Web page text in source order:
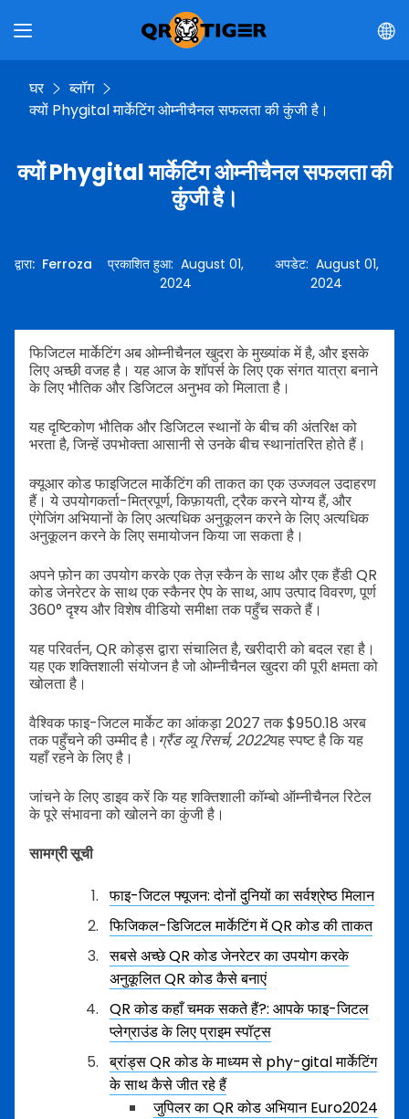
घर
ब्लॉग
क्यों Phygital मार्केटिंग ओम्नीचैनल सफलता की कुंजी है।
क्यों Phygital मार्केटिंग ओम्नीचैनल सफलता की
कुंजी है।
द्वारा: Ferroza प्रकाशित हुआ: August 01,
2024
अपडेट: August 01,
2024
फिजिटल मार्केटिंग अब ओम्नीचैनल खुदरा के मुख्यांक में है, और इसके
लिए अच्छी वजह है। यह आज के शॉपर्स के लिए एक संगत यात्रा बनाने
के लिए भौतिक और डिजिटल अनुभव को मिलाता है।
यह दृष्टिकोण भौतिक और डिजिटल स्थानों के बीच की अंतरिक्ष को
भरता है, जिन्हें उपभोक्ता आसानी से उनके बीच स्थानांतरित होते हैं।
क्यूआर कोड फाइजिटल मार्केटिंग की ताकत का एक उज्जवल उदाहरण
हैं। ये उपयोगकर्ता-मित्रपूर्ण, किफ़ायती, ट्रैक करने योग्य हैं, और
एंगेजिंग अभियानों के लिए अत्यधिक अनुकूलन करने के लिए अत्यधिक
अनुकूलन करने के लिए समायोजन किया जा सकता है।
अपने फ़ोन का उपयोग करके एक तेज़ स्कैन के साथ और एक हैंडी QR
कोड जेनरेटर के साथ एक स्कैनर ऐप के साथ, आप उत्पाद विवरण, पूर्ण
360° दृश्य और विशेष वीडियो समीक्षा तक पहुँच सकते हैं।
यह परिवर्तन, QR कोड्स द्वारा संचालित है, खरीदारी को बदल रहा है।
यह एक शक्तिशाली संयोजन है जो ओम्नीचैनल खुदरा की पूरी क्षमता को
खोलता है।
वैश्विक फाइ-जिटल मार्केट का आंकड़ा 2027 तक $950.18 अरब
तक पहुँचने की उम्मीद है। ग्रैंड व्यू रिसर्च, 2022यह स्पष्ट है कि यह
यहाँ रहने के लिए है।
जांचने के लिए डाइव करें कि यह शक्तिशाली कॉम्बो ऑम्नीचैनल रिटेल
के पूरे संभावना को खोलने का कुंजी है।
सामग्री सूची
फाइ-जिटल फ्यूजन: दोनों दुनियों का सर्वश्रेष्ठ मिलान
फिजिकल-डिजिटल मार्केटिंग में QR कोड की ताकत
सबसे अच्छे QR कोड जेनरेटर का उपयोग करके
अनुकूलित QR कोड कैसे बनाएं
QR कोड कहाँ चमक सकते हैं?: आपके फाइ-जिटल
प्लेग्राउंड के लिए प्राइम स्पॉट्स
ब्रांड्स QR कोड के माध्यम से phy-gital मार्केटिंग
के साथ कैसे जीत रहे हैं
जुपिलर का QR कोड अभियान Euro2024